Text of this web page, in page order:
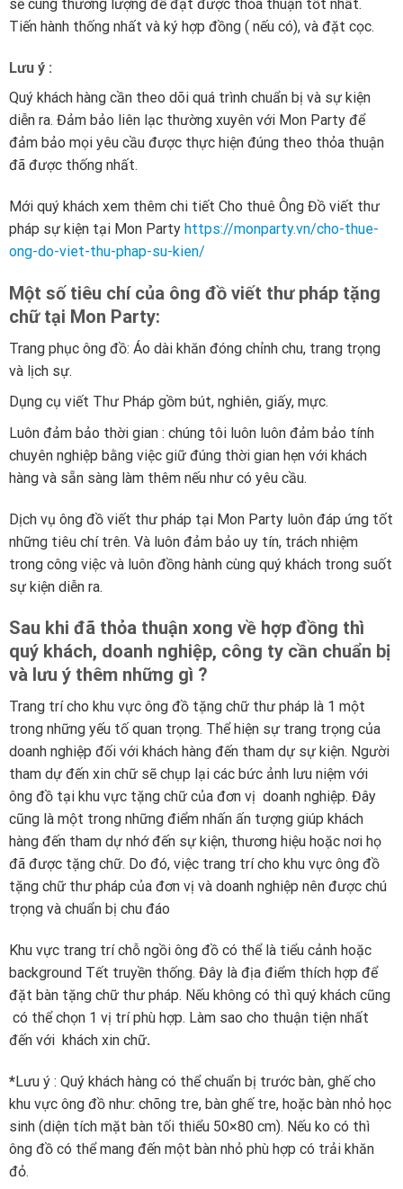
sẽ cùng thương lượng để đạt được thỏa thuận tốt nhất.
Tiến hành thống nhất và ký hợp đồng ( nếu có), và đặt cọc.
Lưu ý :
Quý khách hàng cần theo dõi quá trình chuẩn bị và sự kiện
diễn ra. Đảm bảo liên lạc thường xuyên với Mon Party để
đảm bảo mọi yêu cầu được thực hiện đúng theo thỏa thuận
đã được thống nhất.
Mới quý khách xem thêm chi tiết Cho thuê Ông Đồ viết thư
pháp sự kiện tại Mon Party https://monparty.vn/cho-thue-
ong-do-viet-thu-phap-su-kien/
Một số tiêu chí của ông đồ viết thư pháp tặng
chữ tại Mon Party:
Trang phục ông đồ: Áo dài khăn đóng chỉnh chu, trang trọng
và lịch sự.
Dụng cụ viết Thư Pháp gồm bút, nghiên, giấy, mực.
Luôn đảm bảo thời gian : chúng tôi luôn luôn đảm bảo tính
chuyên nghiệp bằng việc giữ đúng thời gian hẹn với khách
hàng và sẵn sàng làm thêm nếu như có yêu cầu.
Dịch vụ ông đồ viết thư pháp tại Mon Party luôn đáp ứng tốt
những tiêu chí trên. Và luôn đảm bảo uy tín, trách nhiệm
trong công việc và luôn đồng hành cùng quý khách trong suốt
sự kiện diễn ra.
Sau khi đã thỏa thuận xong về hợp đồng thì
quý khách, doanh nghiệp, công ty cần chuẩn bị
và lưu ý thêm những gì ?
Trang trí cho khu vực ông đồ tặng chữ thư pháp là 1 một
trong những yếu tố quan trọng. Thể hiện sự trang trọng của
doanh nghiệp đối với khách hàng đến tham dự sự kiện. Người
tham dự đến xin chữ sẽ chụp lại các bức ảnh lưu niệm với
ông đồ tại khu vực tặng chữ của đơn vị doanh nghiệp. Đây
cũng là một trong những điểm nhấn ấn tượng giúp khách
hàng đến tham dự nhớ đến sự kiện, thương hiệu hoặc nơi họ
đã được tặng chữ. Do đó, việc trang trí cho khu vực ông đồ
tặng chữ thư pháp của đơn vị và doanh nghiệp nên được chú
trọng và chuẩn bị chu đáo
Khu vực trang trí chỗ ngồi ông đồ có thể là tiểu cảnh hoặc
background Tết truyền thống. Đây là địa điểm thích hợp để
đặt bàn tặng chữ thư pháp. Nếu không có thì quý khách cũng
có thể chọn 1 vị trí phù hợp. Làm sao cho thuận tiện nhất
đến với khách xin chữ.
*Lưu ý : Quý khách hàng có thể chuẩn bị trước bàn, ghế cho
khu vực ông đồ như: chõng tre, bàn ghế tre, hoặc bàn nhỏ học
sinh (diện tích mặt bàn tối thiểu 50×80 cm). Nếu ko có thì
ông đồ có thể mang đến một bàn nhỏ phù hợp có trải khăn
đỏ.